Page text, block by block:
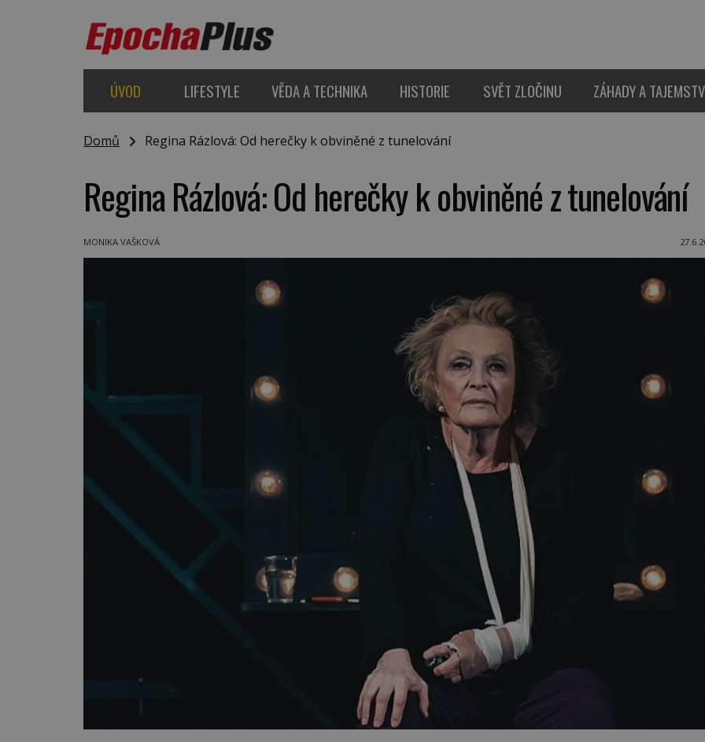
ÚVOD LIFESTYLE VĚDA A TECHNIKA HISTORIE SVĚT ZLOČINU ZÁHADY A
Domů Regina Rázlová: Od herečky k obviněné z tunelování
Regina Rázlová: Od herečky k obviněné z tunelování
MONIKA VAŠKOVÁ